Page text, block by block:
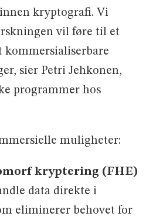
kryptografi. Vi
vil føre til et
kommersialiserbare
sier Petri Jehkonen,
programmer hos
muligheter:
kryptering (FHE)
data direkte i
eliminerer behovet for